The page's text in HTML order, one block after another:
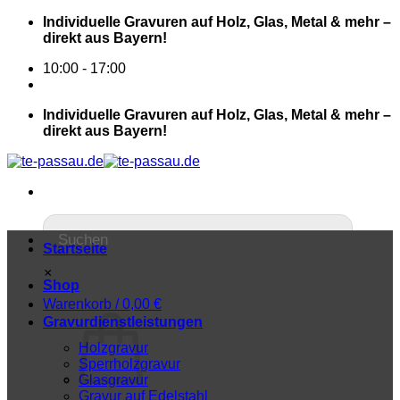
Individuelle Gravuren auf Holz, Glas, Metal & mehr –
direkt aus Bayern!
10:00 - 17:00
Individuelle Gravuren auf Holz, Glas, Metal & mehr –
direkt aus Bayern!
×
Warenkorb /0,00 €
Startseite
Shop
Gravurdienstleistungen
Holzgravur
Sperrholzgravur
Glasgravur
Gravur auf Edelstahl